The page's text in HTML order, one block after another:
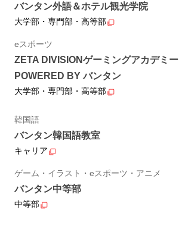
バンタン外語＆ホテル観光学院
大学部・専門部・高等部
eスポーツ
ZETA DIVISIONゲーミングアカデミー
POWERED BY バンタン
大学部・専門部・高等部
韓国語
バンタン韓国語教室
キャリア
ゲーム・イラスト・eスポーツ・アニメ
バンタン中等部
中等部